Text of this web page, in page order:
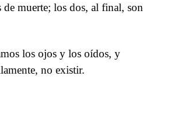
muerte; los dos, al final, son
los ojos y los oídos, y
no existir.